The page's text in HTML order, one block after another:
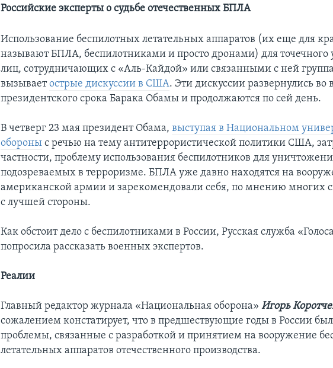
Российские эксперты о судьбе отечественных БПЛА
Использование беспилотных летательных аппаратов (их еще для
называют БПЛА, беспилотниками и просто дронами) для
лиц, сотрудничающих с «Аль-Кайдой» или связанными с ней
вызываетострые дискуссии в США. Эти дискуссии развернулись во
президентского срока Барака Обамы и продолжаются по сей день.
В четверг 23 мая президент Обама,выступая в Национальном
обороны с речью на тему антитеррористической политики США,
частности, проблему использования беспилотников для
подозреваемых в терроризме. БПЛА уже давно находятся на
американской армии и зарекомендовали себя, по мнению многих
с лучшей стороны.
Как обстоит дело с беспилотниками в России, Русская служба
попросила рассказать военных экспертов.
Реалии
Главный редактор журнала «Национальная оборона»Игорь
сожалением констатирует, что в предшествующие годы в России
проблемы, связанные с разработкой и принятием на вооружение
летательных аппаратов отечественного производства.